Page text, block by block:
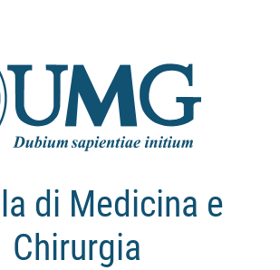
di Medicina e
Chirurgia